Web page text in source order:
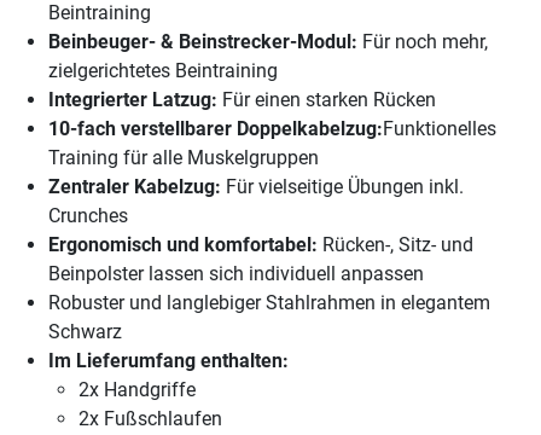
Beintraining
Beinbeuger- & Beinstrecker-Modul: Für noch mehr,
zielgerichtetes Beintraining
Integrierter Latzug: Für einen starken Rücken
10-fach verstellbarer Doppelkabelzug:Funktionelles
Training für alle Muskelgruppen
Zentraler Kabelzug: Für vielseitige Übungen inkl.
Crunches
Ergonomisch und komfortabel: Rücken-, Sitz- und
Beinpolster lassen sich individuell anpassen
Robuster und langlebiger Stahlrahmen in elegantem
Schwarz
Im Lieferumfang enthalten:
2x Handgriffe
2x Fußschlaufen